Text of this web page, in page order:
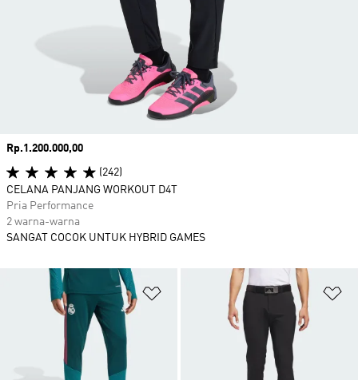
Tambahkan ke Wishlist
Harga
Rp.1.200.000,00
(242)
CELANA PANJANG WORKOUT D4T
Pria Performance
2 warna-warna
SANGAT COCOK UNTUK HYBRID GAMES